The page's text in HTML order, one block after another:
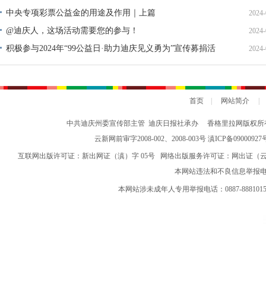
中央专项彩票公益金的用途及作用｜上篇
@迪庆人，这场活动需要您的参与！
积极参与2024年“99公益日·助力迪庆见义勇为”宣传募捐活
动倡议书